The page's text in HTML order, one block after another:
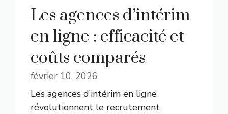
Les agences d’intérim
en ligne : efficacité et
coûts comparés
février 10, 2026
Les agences d’intérim en ligne
révolutionnent le recrutement